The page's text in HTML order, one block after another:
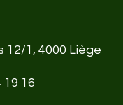
12/1, 4000 Liège
19 16